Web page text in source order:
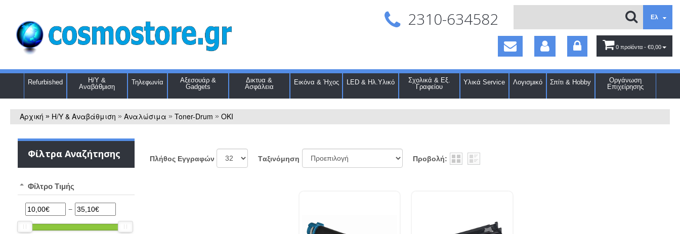
Ελ
2310-634582
0 προϊόντα - €0,00
Refurbished
Η/Υ &
Αναβάθμιση
Τηλεφωνία
Αξεσουάρ &
Gadgets
Δικτυα &
Ασφάλεια
Εικόνα & Ήχος LED & Ηλ.Υλικό
Σχολικά & Εξ.
Γραφείου
Υλικά Service Λογισμικό Σπίτι & Hobby
Οργάνωση
Επιχείρησης
Αρχική » Η/Υ & Αναβάθμιση » Αναλώσιμα » Toner-Drum » OKI
Φίλτρα Αναζήτησης
Φίλτρο Τιμής
−
Πλήθος Εγγραφών Tαξινόμηση Προβολή: